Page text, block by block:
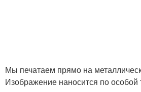
Мы печатаем прямо на
Изображение наносится по особой